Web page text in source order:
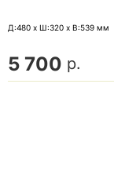
Д:480 x Ш:320 x В:539 мм
5 700 р.